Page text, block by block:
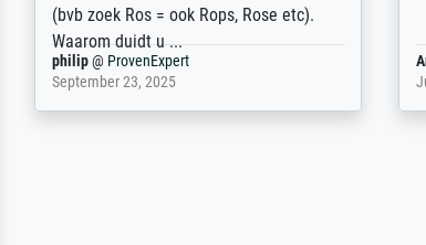
Jürgen@ProvenExpert
April 22, 2026